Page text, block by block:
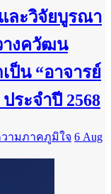
ละวิจัยบูรณา
างควัฒน
ป็น “อาจารย์
ระจำปี 2568
ามภาคภูมิใจ 6 Aug